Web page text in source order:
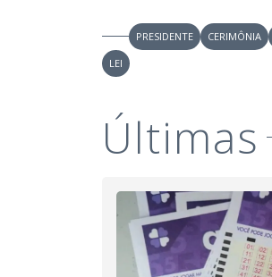
PRESIDENTE CERIMÔNIA
LEI
Últimas